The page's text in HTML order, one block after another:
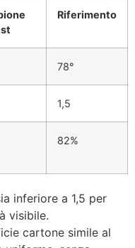
Riferimento
78°
1,5
82%
inferiore a 1,5 per
visibile.
cartone simile al